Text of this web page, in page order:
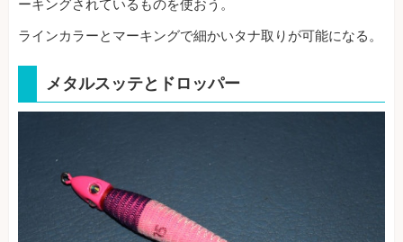
ーキングされているものを使おう。
ラインカラーとマーキングで細かいタナ取りが可能になる。
メタルスッテとドロッパー